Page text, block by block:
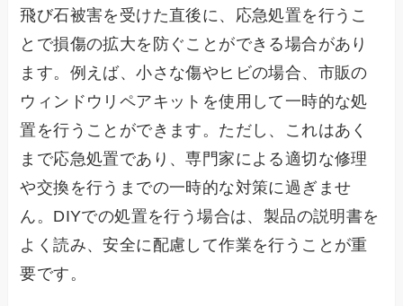
飛び石被害を受けた直後に、応急処置を行うこ
とで損傷の拡大を防ぐことができる場合があり
ます。例えば、小さな傷やヒビの場合、市販の
ウィンドウリペアキットを使用して一時的な処
置を行うことができます。ただし、これはあく
まで応急処置であり、専門家による適切な修理
や交換を行うまでの一時的な対策に過ぎませ
ん。DIYでの処置を行う場合は、製品の説明書を
よく読み、安全に配慮して作業を行うことが重
要です。